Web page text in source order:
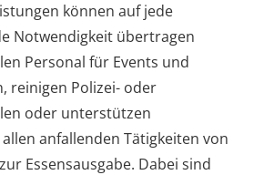
können auf jede
Notwendigkeit übertragen
Personal für Events und
reinigen Polizei- oder
oder unterstützen
anfallenden Tätigkeiten von
Essensausgabe. Dabei sind